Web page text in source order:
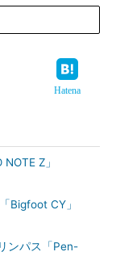
Hatena
Z」
Bigfoot CY」
ンパス「Pen-